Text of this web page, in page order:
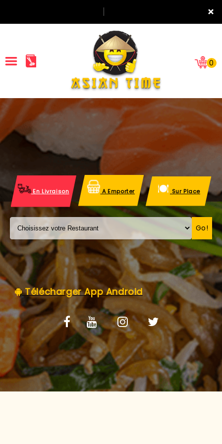
×
ACCUEIL
LA CARTE
VOS AVIS
MENTIONS LÉGALES
C.G.V
0
En Livraison A Emporter Sur Place
Go!
Télécharger App Android